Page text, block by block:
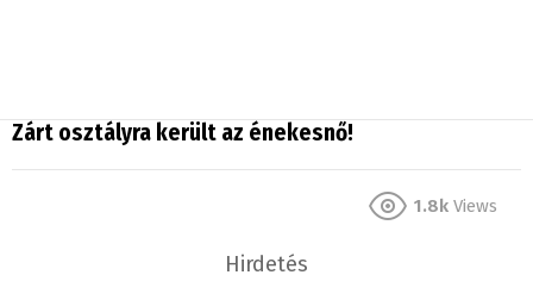
Zárt osztályra került az énekesnő!
1.8k Views
Hirdetés